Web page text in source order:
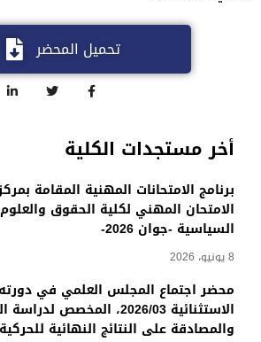
أخر مستجدات الكلية
برنامج الامتحانات المهنية المقامة
الامتحان المهني لكلية الحقوق والعلوم
السياسية -جوان 2026-
8 يونيو، 2026
محضر اجتماع المجلس العلمي في دورته
الاستثنائية 2026/03، المخصص
والمصادقة على النتائج النهائية للحركية
تحميل المحضر